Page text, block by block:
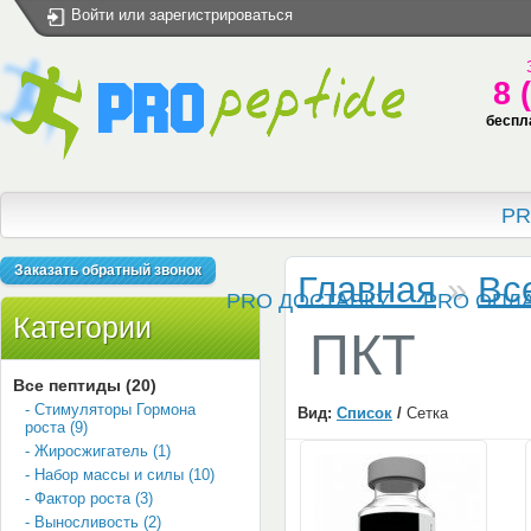
Войти или зарегистрироваться
8
PRO ДОСТАВКУ PRO
Заказать обратный звонок
Категории
Все пептиды (20)
- Стимуляторы Гормона
роста (9)
- Жиросжигатель (1)
- Набор массы и силы (10)
- Фактор роста (3)
- Выносливость (2)
Главная»
ПКТ
Вид: Список / Сетка